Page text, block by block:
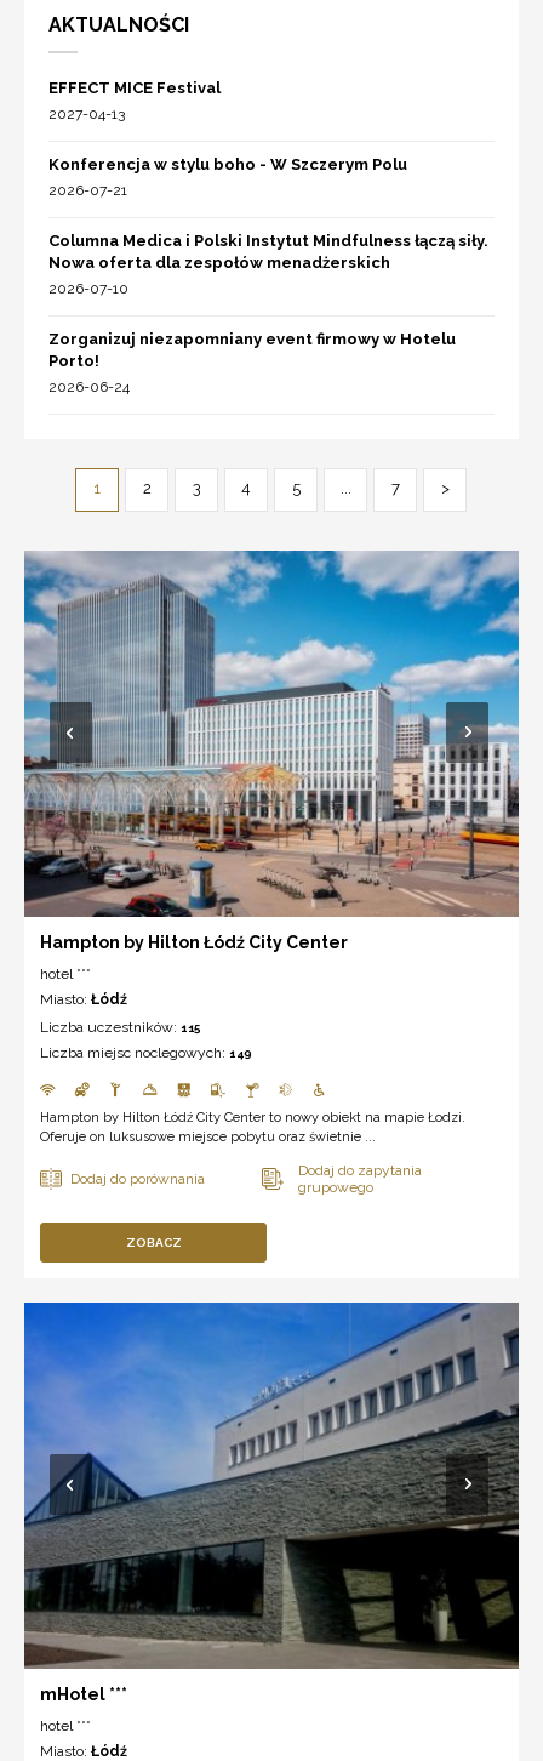
AKTUALNOŚCI
EFFECT MICE Festival
2027-04-13
Konferencja w stylu boho - W Szczerym Polu
2026-07-21
Columna Medica i Polski Instytut Mindfulness łączą siły.
Nowa oferta dla zespołów menadżerskich
2026-07-10
Zorganizuj niezapomniany event firmowy w Hotelu
Porto!
2026-06-24
1 2 3 4 5 7 >
Hampton by Hilton Łódź City Center
hotel ***
Miasto: Łódź
Liczba uczestników: 115
Liczba miejsc noclegowych: 149
Hampton by Hilton Łódź City Center to nowy obiekt na mapie Łodzi.
Oferuje on luksusowe miejsce pobytu oraz świetnie ...
ZOBACZ
mHotel ***
hotel ***
Miasto: Łódź